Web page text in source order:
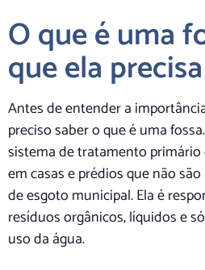
O que é uma
que ela
Antes de entender a
preciso saber o que é uma
sistema de tratamento
em casas e prédios que não
de esgoto municipal. Ela é
resíduos orgânicos, líquidos e
uso da água.